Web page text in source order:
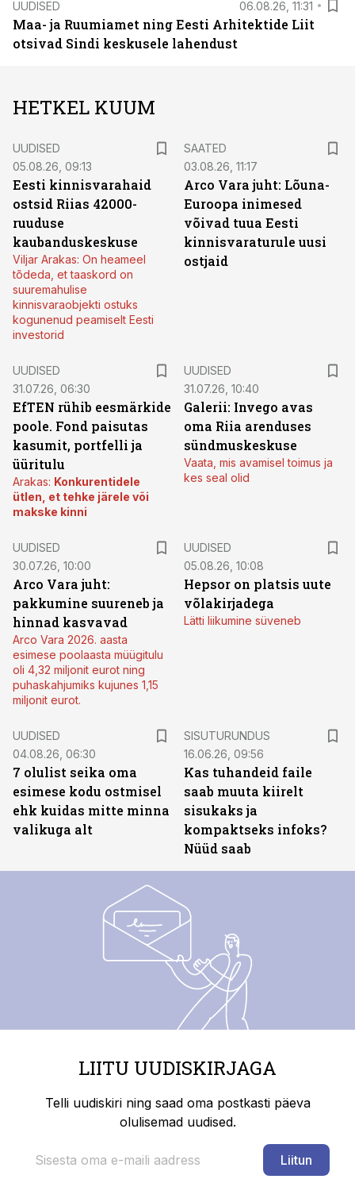
UUDISED 06.08.26, 11:31
Maa- ja Ruumiamet ning Eesti Arhitektide Liit
otsivad Sindi keskusele lahendust
HETKEL KUUM
UUDISED
05.08.26, 09:13
Eesti kinnisvarahaid
ostsid Riias 42000-
ruuduse
kaubanduskeskuse
Viljar Arakas: On heameel
tõdeda, et taaskord on
suuremahulise
kinnisvaraobjekti ostuks
kogunenud peamiselt Eesti
investorid
SAATED
03.08.26, 11:17
Arco Vara juht: Lõuna-
Euroopa inimesed
võivad tuua Eesti
kinnisvaraturule uusi
ostjaid
UUDISED
31.07.26, 06:30
EfTEN rühib eesmärkide
poole. Fond paisutas
kasumit, portfelli ja
üüritulu
Arakas: Konkurentidele
ütlen, et tehke järele või
makske kinni
UUDISED
31.07.26, 10:40
Galerii: Invego avas
oma Riia arenduses
sündmuskeskuse
Vaata, mis avamisel toimus ja
kes seal olid
UUDISED
30.07.26, 10:00
Arco Vara juht:
pakkumine suureneb ja
hinnad kasvavad
Arco Vara 2026. aasta
esimese poolaasta müügitulu
oli 4,32 miljonit eurot ning
puhaskahjumiks kujunes 1,15
miljonit eurot.
UUDISED
05.08.26, 10:08
Hepsor on platsis uute
võlakirjadega
Lätti liikumine süveneb
UUDISED
04.08.26, 06:30
7 olulist seika oma
esimese kodu ostmisel
ehk kuidas mitte minna
valikuga alt
SISUTURUNDUS
16.06.26, 09:56
Kas tuhandeid faile
saab muuta kiirelt
sisukaks ja
kompaktseks infoks?
Nüüd saab
LIITU UUDISKIRJAGA
Telli uudiskiri ning saad oma postkasti päeva
olulisemad uudised.
Liitun